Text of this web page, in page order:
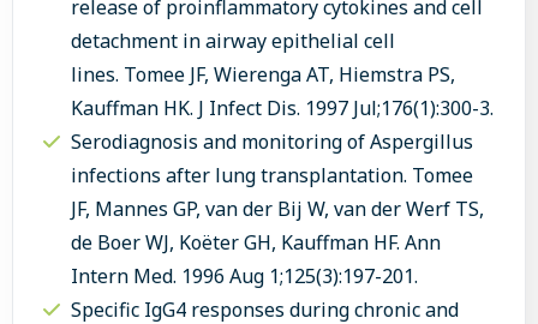
release of proinflammatory cytokines and cell
detachment in airway epithelial cell
lines. Tomee JF, Wierenga AT, Hiemstra PS,
Kauffman HK. J Infect Dis. 1997 Jul;176(1):300-3.
Serodiagnosis and monitoring of Aspergillus
infections after lung transplantation. Tomee
JF, Mannes GP, van der Bij W, van der Werf TS,
de Boer WJ, Koëter GH, Kauffman HF. Ann
Intern Med. 1996 Aug 1;125(3):197-201.
Specific IgG4 responses during chronic and